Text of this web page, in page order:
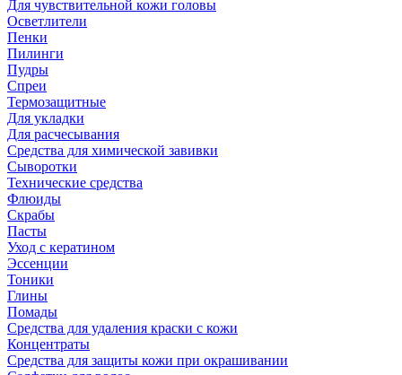
Для чувствительной кожи головы
Осветлители
Пенки
Пилинги
Пудры
Спреи
Термозащитные
Для укладки
Для расчесывания
Средства для химической завивки
Сыворотки
Технические средства
Флюиды
Скрабы
Пасты
Уход с кератином
Эссенции
Тоники
Глины
Помады
Средства для удаления краски с кожи
Концентраты
Средства для защиты кожи при окрашивании